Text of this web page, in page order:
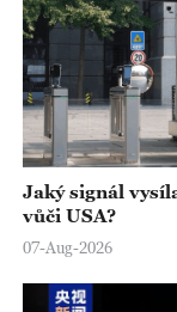
Jaký signál
vůči USA?
07-Aug-2026